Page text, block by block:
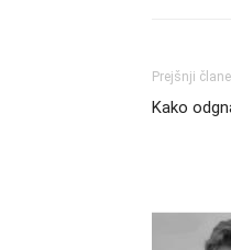
Prejšnji
Kako